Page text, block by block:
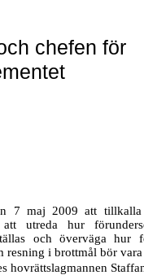
chefen för
7 maj 2009 att
utreda hur
och överväga hur
resning i brottmål bör
hovrättslagmannen